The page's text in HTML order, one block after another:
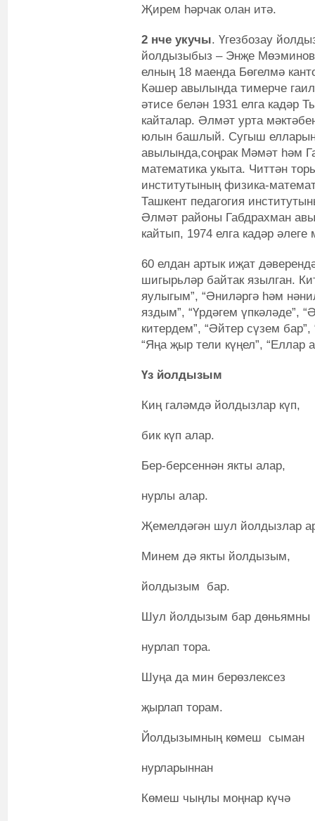
Җирем һәрчак олан итә.
2 нче укучы. Үгезбозау
йолдызыбыз – Энҗе
елның 18 маенда Бөгелмә
Кәшер авылында тимерче
әтисе белән 1931 елга кадәр
кайталар. Әлмәт урта
юлын башлый. Сугыш
авылында,соңрак Мәмәт һәм
математика укыта. Читтән
институтының физика-
Ташкент педагогия
Әлмәт районы Габдрахман
кайтып, 1974 елга кадәр
60 елдан артык иҗат
шигырьләр байтак язылган.
яулыгым”, “Әниләргә һәм
яздым”, “Үрдәгем үпкәләде”,
китердем”, “Әйтер сүзем
“Яңа җыр тели күңел”, “Еллар
Үз йолдызым
Киң галәмдә йолдызлар күп,
бик күп алар.
Бер-берсеннән якты алар,
нурлы алар.
Җемелдәгән шул йолдызлар
Минем дә якты йолдызым,
йолдызым бар.
Шул йолдызым бар дөньямны
нурлап тора.
Шуңа да мин берөзлексез
җырлап торам.
Йолдызымның көмеш сыман
нурларыннан
Көмеш чыңлы моңнар күчә